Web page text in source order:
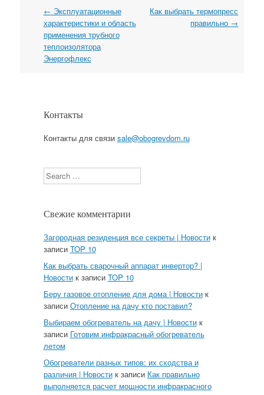
Навигация
← Эксплуатационные
характеристики и область
применения трубного
теплоизолятора
Энергофлекс
Как выбрать термопресс
правильно →
Контакты
Контакты для связи sale@obogrevdom.ru
Search
Свежие комментарии
Загородная резиденция все секреты | Новостик
записи TOP 10
Как выбрать сварочный аппарат инвертор? |
Новостик записи TOP 10
Беру газовое отопление для дома | Новостик
записи Отопление на дачу кто поставил?
Выбираем обогреватель на дачу | Новостик
записи Готовим инфракрасный обогреватель
летом
Обогреватели разных типов: их сходства и
различия | Новостик записи Как правильно
выполняется расчет мощности инфракрасного